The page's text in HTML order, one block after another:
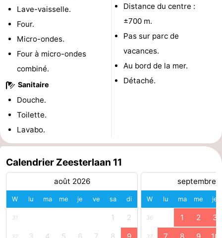
Zierikzee
-
Oosterschelde
Burgh
-
Kop
Schouwen
-
Nature
Oranjezon
-
Nature
de
-
Domburg
-
Zoutelande
Lave-vaisselle.
Four.
Micro-ondes.
Four à micro-ondes
combiné.
Sanitaire
Douche.
Toilette.
Lavabo.
Distance du centre :
±700 m.
Pas sur parc de
vacances.
Au bord de la mer.
Détaché.
Calendrier Zeesterlaan 11
août 2026
W lu ma me je ve sa di
31 1 2
32 3 4 5 6 7 8 9
septembre
W lu ma me je
36 1 2 3
37 7 8 9 10